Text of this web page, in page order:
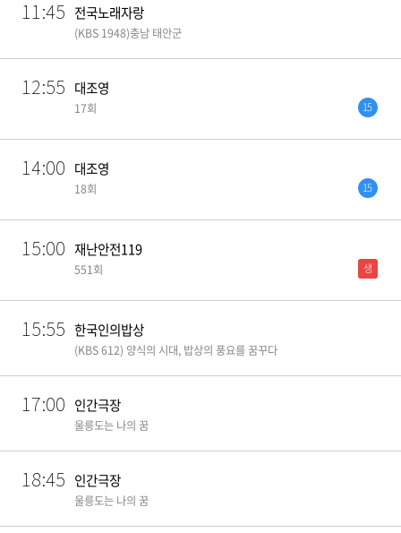
11:45 전국노래자랑
(KBS 1948)충남 태안군
12:55 대조영
17회 15
14:00 대조영
18회 15
15:00 재난안전119
551회 생
15:55 한국인의밥상
(KBS 612) 양식의 시대, 밥상의 풍요를 꿈꾸다
17:00 인간극장
울릉도는 나의 꿈
18:45 인간극장
울릉도는 나의 꿈